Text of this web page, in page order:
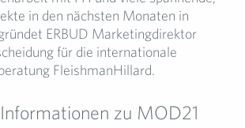
in den nächsten Monaten in
ERBUD Marketingdirektor
für die internationale
FleishmanHillard.
zu MOD21